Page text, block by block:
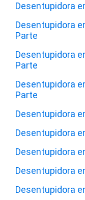
Desentupidora
Desentupidora
Parte
Desentupidora
Parte
Desentupidora
Parte
Desentupidora
Desentupidora
Desentupidora
Desentupidora
Desentupidora